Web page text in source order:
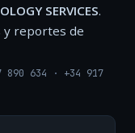
SERVICES.
y reportes de
890 634 · +34 917